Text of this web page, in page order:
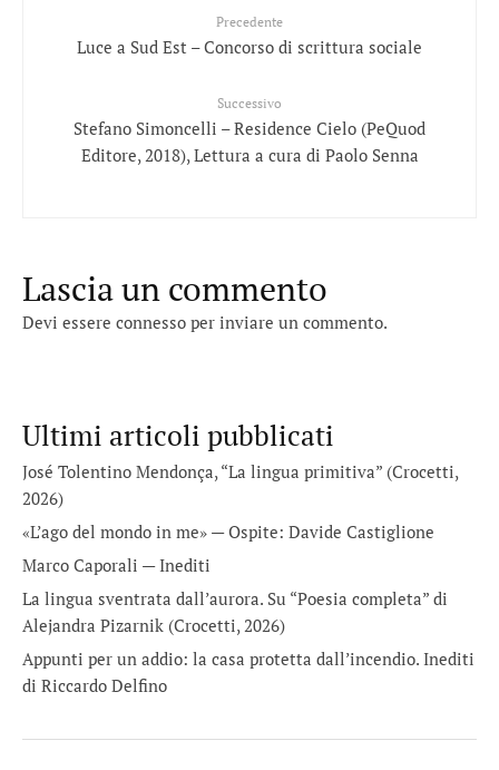
Precedente
Luce a Sud Est – Concorso di scrittura sociale
Successivo
Stefano Simoncelli – Residence Cielo (PeQuod
Editore, 2018), Lettura a cura di Paolo Senna
Lascia un commento
Devi essere connesso per inviare un commento.
Ultimi articoli pubblicati
José Tolentino Mendonça, “La lingua primitiva” (Crocetti,
2026)
«L’ago del mondo in me» — Ospite: Davide Castiglione
Marco Caporali — Inediti
La lingua sventrata dall’aurora. Su “Poesia completa” di
Alejandra Pizarnik (Crocetti, 2026)
Appunti per un addio: la casa protetta dall’incendio. Inediti
di Riccardo Delfino